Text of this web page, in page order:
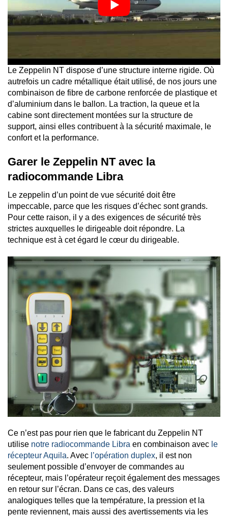
Le Zeppelin NT dispose d’une structure interne rigide. Où
autrefois un cadre métallique était utilisé, de nos jours une
combinaison de fibre de carbone renforcée de plastique et
d’aluminium dans le ballon. La traction, la queue et la
cabine sont directement montées sur la structure de
support, ainsi elles contribuent à la sécurité maximale, le
confort et la performance.
Garer le Zeppelin NT avec la
radiocommande Libra
Le zeppelin d’un point de vue sécurité doit être
impeccable, parce que les risques d’échec sont grands.
Pour cette raison, il y a des exigences de sécurité très
strictes auxquelles le dirigeable doit répondre. La
technique est à cet égard le cœur du dirigeable.
Ce n’est pas pour rien que le fabricant du Zeppelin NT
utilise notre radiocommande Libra en combinaison avec le
récepteur Aquila. Avec l’opération duplex, il est non
seulement possible d’envoyer de commandes au
récepteur, mais l’opérateur reçoit également des messages
en retour sur l’écran. Dans ce cas, des valeurs
analogiques telles que la température, la pression et la
pente reviennent, mais aussi des avertissements via les